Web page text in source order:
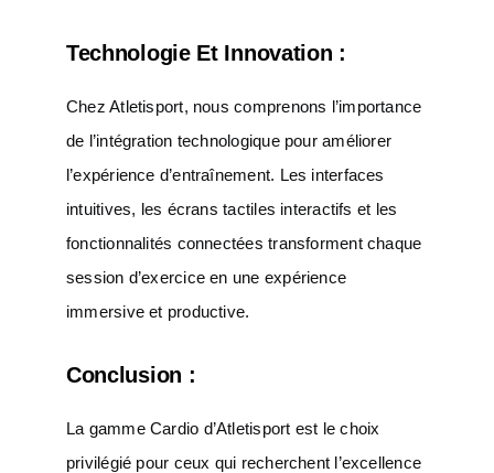
Technologie Et Innovation :
Chez Atletisport, nous comprenons l’importance
de l’intégration technologique pour améliorer
l’expérience d’entraînement. Les interfaces
intuitives, les écrans tactiles interactifs et les
fonctionnalités connectées transforment chaque
session d’exercice en une expérience
immersive et productive.
Conclusion :
La gamme Cardio d’Atletisport est le choix
privilégié pour ceux qui recherchent l’excellence